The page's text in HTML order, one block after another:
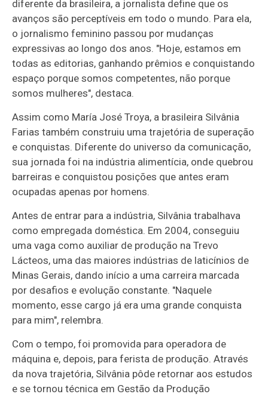
diferente da brasileira, a jornalista define que os
avanços são perceptíveis em todo o mundo. Para ela,
o jornalismo feminino passou por mudanças
expressivas ao longo dos anos. "Hoje, estamos em
todas as editorias, ganhando prêmios e conquistando
espaço porque somos competentes, não porque
somos mulheres", destaca.
Assim como María José Troya, a brasileira Silvânia
Farias também construiu uma trajetória de superação
e conquistas. Diferente do universo da comunicação,
sua jornada foi na indústria alimentícia, onde quebrou
barreiras e conquistou posições que antes eram
ocupadas apenas por homens.
Antes de entrar para a indústria, Silvânia trabalhava
como empregada doméstica. Em 2004, conseguiu
uma vaga como auxiliar de produção na Trevo
Lácteos, uma das maiores indústrias de laticínios de
Minas Gerais, dando início a uma carreira marcada
por desafios e evolução constante. "Naquele
momento, esse cargo já era uma grande conquista
para mim", relembra.
Com o tempo, foi promovida para operadora de
máquina e, depois, para ferista de produção. Através
da nova trajetória, Silvânia pôde retornar aos estudos
e se tornou técnica em Gestão da Produção